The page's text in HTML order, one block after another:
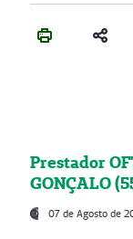
Prestador
GONÇALO
07 de Agosto de